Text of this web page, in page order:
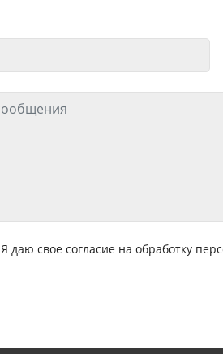
Я даю свое согласие на обработку